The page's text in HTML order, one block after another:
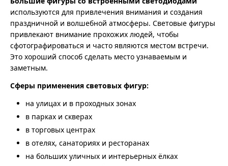
используются для привлечения внимания и создания
праздничной и волшебной атмосферы. Световые фигуры
привлекают внимание прохожих людей, чтобы
сфотографироваться и часто являются местом встречи.
Это хороший способ сделать место узнаваемым и
заметным.
Сферы применения световых фигур:
на улицах и в проходных зонах
в парках и скверах
в торговых центрах
в отелях, санаториях и ресторанах
на больших уличных и интерьерных ёлках